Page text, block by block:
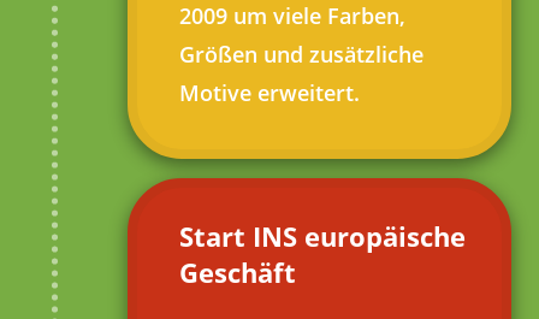
2009 um viele Farben,
Größen und zusätzliche
Motive erweitert.
Start INS europäische
Geschäft